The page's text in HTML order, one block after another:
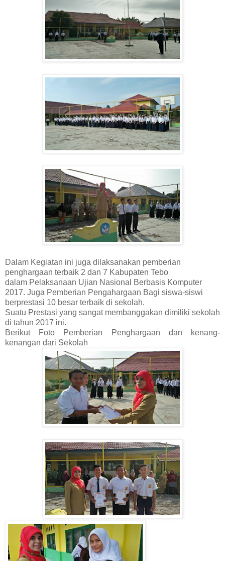
Dalam Kegiatan ini juga dilaksanakan pemberian
penghargaan terbaik 2 dan 7 Kabupaten Tebo
dalam Pelaksanaan Ujian Nasional Berbasis Komputer
2017. Juga Pemberian Pengahargaan Bagi siswa-siswi
berprestasi 10 besar terbaik di sekolah.
Suatu Prestasi yang sangat membanggakan dimiliki sekolah
di tahun 2017 ini.
Berikut Foto Pemberian Penghargaan dan kenang-
kenangan dari Sekolah